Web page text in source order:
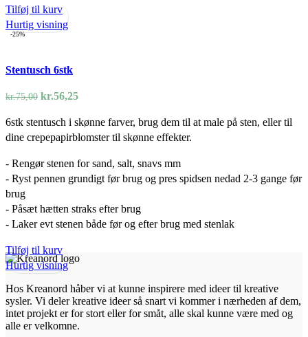
Tilføj til kurv
Hurtig visning
-25%
Stentusch 6stk
kr.75,00 Den
pris
var:
kr.56,25Den
pris
er:
6stk stentusch i skønne farver, brug dem til at male på sten, eller til
dine crepepapirblomster til skønne effekter.
- Rengør stenen for sand, salt, snavs mm
- Ryst pennen grundigt før brug og pres spidsen nedad 2-3 gange før
brug
- Påsæt hætten straks efter brug
- Laker evt stenen både før og efter brug med stenlak
Tilføj til kurv
Hurtig visning
Hos Kreanord håber vi at kunne inspirere med ideer til kreative
sysler. Vi deler kreative ideer så snart vi kommer i nærheden af dem,
intet projekt er for stort eller for småt, alle skal kunne være med og
alle er velkomne.